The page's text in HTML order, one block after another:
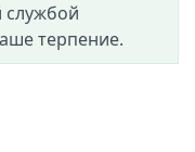
службой
терпение.